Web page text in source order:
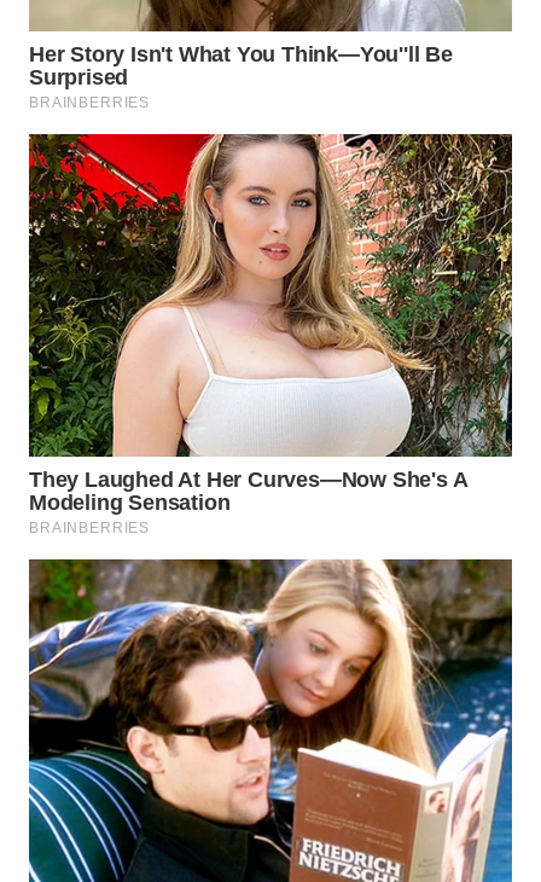
WN
PRIANGAN
TIMUR
WN
SEMARANG
WN
SOLO
WN
BOROBUDUR
WN
MADURA
WN
SURABAYA
WN
NATUNA
WN
BINTAN
WN
MANDALIKA
WN